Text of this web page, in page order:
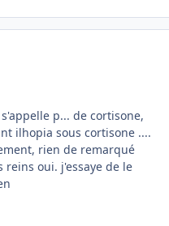
p... de cortisone,
ilhopia sous cortisone ....
rien de remarqué
oui. j'essaye de le